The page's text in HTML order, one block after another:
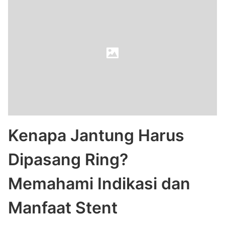
Kenapa Jantung Harus
Dipasang Ring?
Memahami Indikasi dan
Manfaat Stent